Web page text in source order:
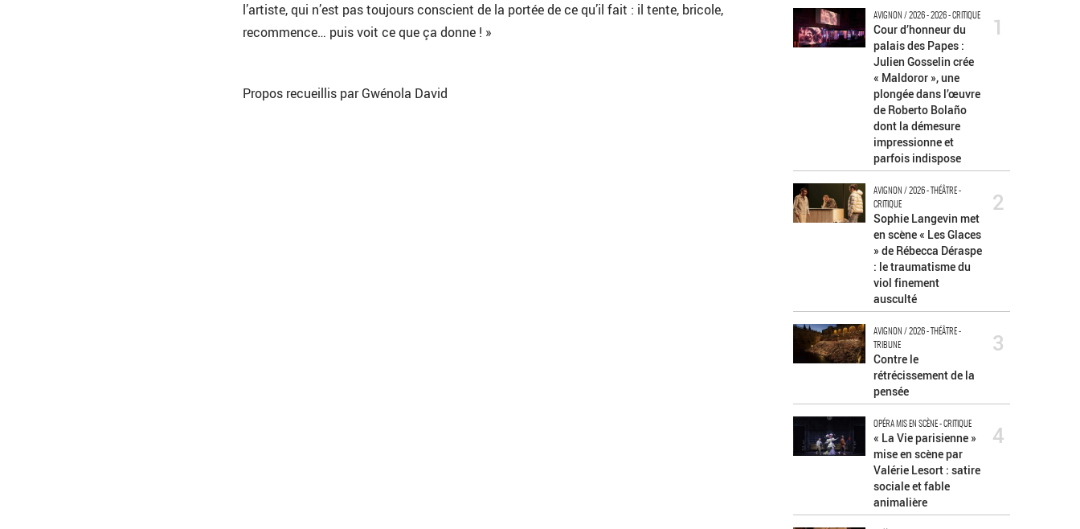
l’artiste, qui n’est pas toujours conscient de la portée de ce qu’il fait : il tente, bricole,
recommence… puis voit ce que ça donne ! »
Propos recueillis par Gwénola David
AVIGNON / 2026 - 2026 - CRITIQUE
Cour d’honneur du
palais des Papes :
Julien Gosselin crée
« Maldoror », une
plongée dans l’œuvre
de Roberto Bolaño
dont la démesure
impressionne et
parfois indispose
1
AVIGNON / 2026 - THÉÂTRE -
CRITIQUE
Sophie Langevin met
en scène « Les Glaces
» de Rébecca Déraspe
: le traumatisme du
viol finement
ausculté
2
AVIGNON / 2026 - THÉÂTRE -
TRIBUNE
Contre le
rétrécissement de la
pensée
3
OPÉRA MIS EN SCÈNE - CRITIQUE
« La Vie parisienne »
mise en scène par
Valérie Lesort : satire
sociale et fable
animalière
4